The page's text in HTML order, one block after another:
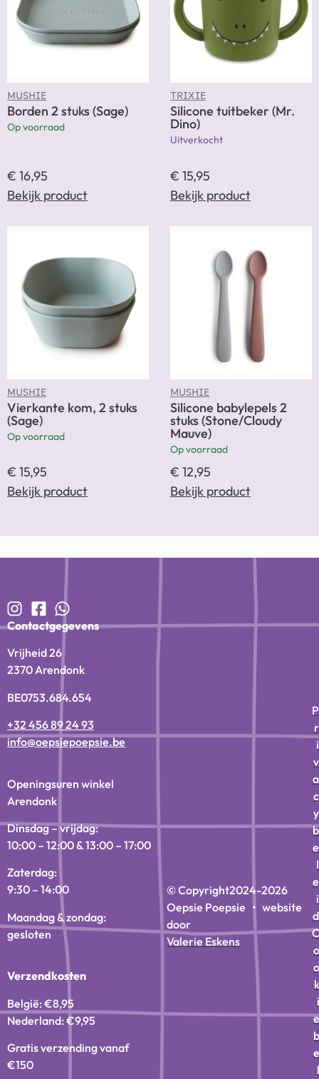
MUSHIE
Borden 2 stuks (Sage)
Op voorraad
€ 16,95
Bekijk product
TRIXIE
Silicone tuitbeker (Mr.
Dino)
Uitverkocht
€ 15,95
Bekijk product
MUSHIE
Vierkante kom, 2 stuks
(Sage)
Op voorraad
€ 15,95
Bekijk product
MUSHIE
Silicone babylepels 2
stuks (Stone/Cloudy
Mauve)
Op voorraad
€ 12,95
Bekijk product
Contactgegevens
Vrijheid 26
2370 Arendonk
BE0753.684.654
+32 456 89 24 93
info@oepsiepoepsie.be
Openingsuren winkel
Arendonk
Dinsdag – vrijdag:
10:00 – 12:00 & 13:00 – 17:00
Zaterdag:
9:30 – 14:00
Maandag & zondag:
gesloten
Verzendkosten
België: €8,95
Nederland: €9,95
Gratis verzending vanaf
€150
© Copyright2024-2026
Oepsie Poepsie • website
door
Valerie Eskens
P
r
i
v
a
c
y
b
e
l
e
i
d
C
o
o
k
i
e
b
e
l